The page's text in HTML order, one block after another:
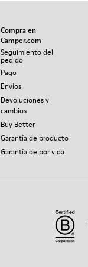
Compra en
Camper.com
Seguimiento del
pedido
Pago
Envíos
Devoluciones y
cambios
Buy Better
Garantía de producto
Garantía de por vida